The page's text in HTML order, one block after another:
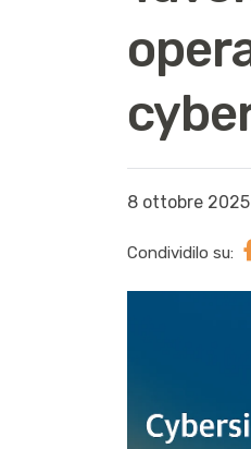
8 ottobre 2025
Condividilo su: